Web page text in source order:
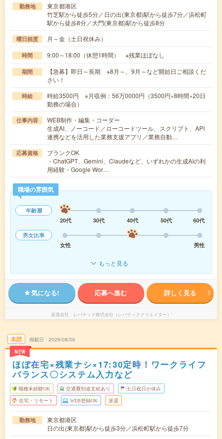
勤務地
東京都港区
竹芝駅から徒歩5分／日の出(東京都)駅から徒歩7分／浜松町
駅から徒歩8分／大門(東京都)駅から徒歩8分
曜日頻度 月～金（土日祝休み）
時間 9:00～18:00（休憩1時間） ※残業ほぼなし
期間
【急募】即日～長期 ※8月～、9月～など開始日ご相談くだ
さい！
時給
時給3500円 ※月収例：56万0000円（3500円×8時間×20日
勤務の場合）
仕事内容
WEB制作・編集・コーダー
生成AI、ノーコード／ローコードツール、スクリプト、API
連携などを活用した業務支援アプリ／業務自動…
応募資格
ブランクOK
・ChatGPT、Gemini、Claudeなど、いずれかの生成AIの利
用経験・Google Wor…
職場の雰囲気
年齢層
20代
30代 40代 50代
60代
男女比率
女性
男性
もっと見る
気になる! 応募へ進む 詳しく見る
派遣会社 レバテック株式会社（レバテッククリエイター）
未読
NEW
掲載日 2026/08/06
ほぼ在宅×残業ナシ×17:30定時！ワークライフ
バランス〇システム入力など
職種未経験OK 交通費別途支給あり 土日祝日が休み
在宅・リモート WEB登録OK 派遣
勤務地
東京都港区
日の出(東京都)駅から徒歩3分／浜松町駅から徒歩7分